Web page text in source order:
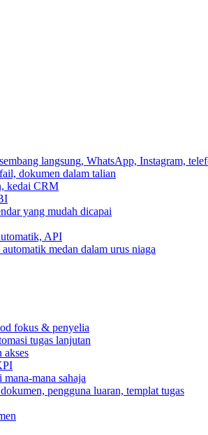
langsung, WhatsApp, Instagram,
dokumen dalam talian
kedai CRM
yang mudah dicapai
API
medan dalam urus niaga
fokus & penyelia
tugas lanjutan
akses
mana sahaja
pengguna luaran, templat tugas